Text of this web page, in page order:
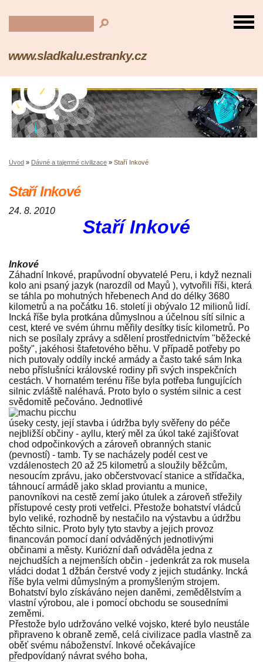
www.sladkalu.estranky.cz
Úvod » Dávné a tajemné civilizace » Staří Inkové
Staří Inkové
24. 8. 2010
Staří Inkové
Inkové
Záhadní Inkové, prapůvodní obyvatelé Peru, i když neznali
kolo ani psaný jazyk (narozdíl od Mayů ), vytvořili říši, která
se táhla po mohutných hřebenech And do délky 3680
kilometrů a na počátku 16. století ji obývalo 12 milionů lidí.
Incká říše byla protkána důmyslnou a účelnou sítí silnic a
cest, které ve svém úhrnu měřily desítky tisíc kilometrů. Po
nich se posílaly zprávy a sdělení prostřednictvím "běžecké
pošty", jakéhosi štafetového běhu. V případě potřeby po
nich putovaly oddíly incké armády a často také sám Inka
nebo příslušníci královské rodiny při svých inspekčních
cestách. V hornatém terénu říše byla potřeba fungujících
silnic zvláště naléhavá. Proto bylo o systém silnic a cest
svědomitě pečováno. Jednotlivé
úseky cesty, její stavba i údržba byly svěřeny do péče
nejbližší občiny - ayllu, který měl za úkol také zajišťovat
chod odpočinkových a zároveň obranných stanic
(pevností) - tamb. Ty se nacházely podél cest ve
vzdálenostech 20 až 25 kilometrů a sloužily běžcům,
nesoucím zprávu, jako občerstvovací stanice a střídačka,
táhnoucí armádě jako sklad proviantu a munice,
panovníkovi na cestě zemí jako útulek a zároveň střežily
přístupové cesty proti vetřelci. Přestože bohatství vládců
bylo veliké, rozhodně by nestačilo na výstavbu a údržbu
těchto silnic. Proto byly tyto stavby a jejich provoz
financován pomocí daní odváděných jednotlivými
občinami a městy. Kuriózní daň odváděla jedna z
nejchudších a nejmenších občin - jedenkrát za rok musela
vládci dodat 1 džbán čerstvé vody z jejich studánky. Incká
říše byla velmi důmyslným a promyšleným strojem.
Bohatství bylo získáváno nejen daněmi, zemědělstvím a
vlastní výrobou, ale i pomocí obchodu se sousedními
zeměmi.
Přestože bylo udržováno velké vojsko, které bylo neustále
připraveno k obraně země, celá civilizace padla vlastně za
oběť svému náboženství. Inkové očekávajíce
předpovídaný návrat svého boha,